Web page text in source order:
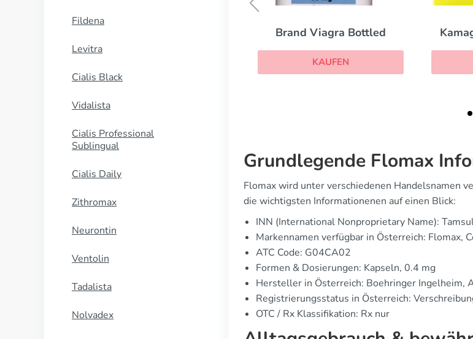
Fildena
Levitra
Cialis Black
Vidalista
Cialis Professional
Sublingual
Cialis Daily
Zithromax
Neurontin
Ventolin
Tadalista
Nolvadex
Kamagra Oral Jelly Vol 2
KAUFEN
Grundlegende Flomax
Flomax wird unter verschiedenen Handelsnamen
die wichtigsten Informationenen auf einen Blick:
INN (International Nonproprietary Name):
Markennamen verfügbar in Österreich: Flomax,
ATC Code: G04CA02
Formen & Dosierungen: Kapseln, 0.4 mg
Hersteller in Österreich: Boehringer Ingelheim,
Registrierungsstatus in Österreich:
OTC / Rx Klassifikation: Rx nur